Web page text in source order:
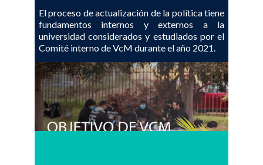
El proceso de actualización de la política tiene
fundamentos internos y externos a la
universidad considerados y estudiados por el
Comité interno de VcM durante el año 2021.